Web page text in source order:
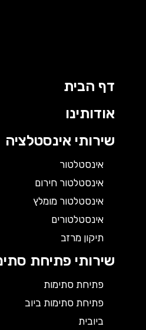
דף הבית
אודותינו
שירותי אינסטלציה
אינסטלטור
אינסטלטור חירום
אינסטלטור מומלץ
אינסטלטורים
תיקון מרזב
שירותי פתיחת סתימות
פתיחת סתימות
פתיחת סתימות ביוב
ביובית